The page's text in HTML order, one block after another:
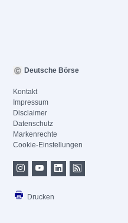
Deutsche Börse
Kontakt
Impressum
Disclaimer
Datenschutz
Markenrechte
Cookie-Einstellungen
Drucken